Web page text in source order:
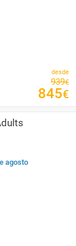
desde
939€
845€
agosto